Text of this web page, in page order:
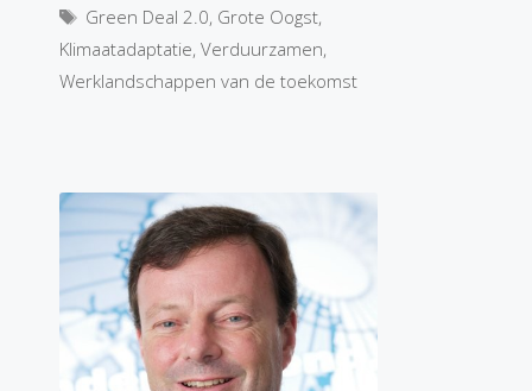
Tags
Green Deal 2.0, Grote Oogst,
Klimaatadaptatie, Verduurzamen,
Werklandschappen van de toekomst